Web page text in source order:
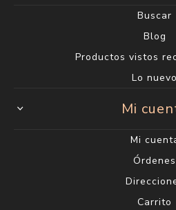
Buscar
Blog
Productos vistos
Lo nuevo
Mi
Mi
Órdenes
Carrito